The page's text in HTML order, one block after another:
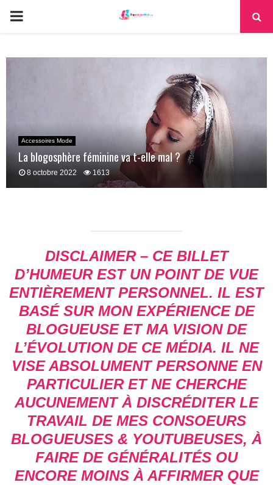
PRIMARY
Accessoires Mode
La blogosphère féminine va t-elle mal ?
8 octobre 2022 1613
DISCLAIMER – CE BILLET
D’HUMEUR EST UN POINT DE VUE
ENTIÈREMENT PERSONNEL. IL EST
BASÉ SUR MON EXPÉRIENCE DE
BLOGUEUSE ET MA VISION DE
L’ÉVOLUTION DE CE MÉDIA. IL NE
VISE ABSOLUMENT PERSONNE EN
PARTICULIER ET NE CHERCHE
AUCUNEMENT À DISCRÉDITER LE
TRAVAIL DE MES CONSOEURS
BLOGUEUSES & YOUTUBEUSES, À
FAIRE DE GÉNÉRALITÉS OU
ENCORE MOINS À AFFIRMER QUE